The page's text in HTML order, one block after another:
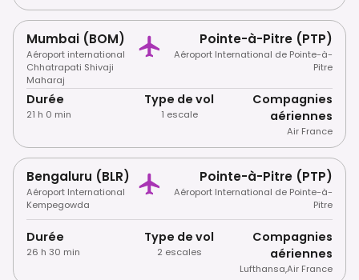
Mumbai (BOM)
Aéroport international
Chhatrapati Shivaji
Maharaj
Pointe-à-Pitre (PTP)
Aéroport International de Pointe-à-
Pitre
Durée
21 h 0 min
Type de vol
1 escale
Compagnies
aériennes
Air France
Bengaluru (BLR)
Aéroport International
Kempegowda
Pointe-à-Pitre (PTP)
Aéroport International de Pointe-à-
Pitre
Durée
26 h 30 min
Type de vol
2 escales
Compagnies
aériennes
Lufthansa,Air France